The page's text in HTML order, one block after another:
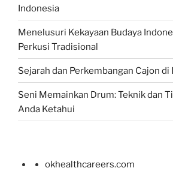
Indonesia
Menelusuri Kekayaan Budaya
Perkusi Tradisional
Sejarah dan Perkembangan Cajon di
Seni Memainkan Drum: Teknik dan
Anda Ketahui
okhealthcareers.com